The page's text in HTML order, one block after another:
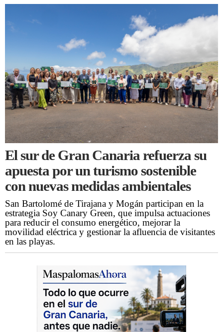
El sur de Gran Canaria refuerza su
apuesta por un turismo sostenible
con nuevas medidas ambientales
San Bartolomé de Tirajana y Mogán participan en la
estrategia Soy Canary Green, que impulsa actuaciones
para reducir el consumo energético, mejorar la
movilidad eléctrica y gestionar la afluencia de visitantes
en las playas.